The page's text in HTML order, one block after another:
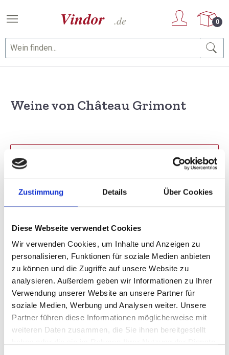
Zustimmung Details Über Cookies
Diese Webseite verwendet Cookies
Wir verwenden Cookies, um Inhalte und Anzeigen zu
personalisieren, Funktionen für soziale Medien anbieten
zu können und die Zugriffe auf unsere Website zu
analysieren. Außerdem geben wir Informationen zu Ihrer
Verwendung unserer Website an unsere Partner für
soziale Medien, Werbung und Analysen weiter. Unsere
Partner führen diese Informationen möglicherweise mit
weiteren Daten zusammen, die Sie ihnen bereitgestellt
Zum Hauptinhalt springen
0
Weine von Château Grimont
1 Artikel gefunden
Sortierung
2020
Château Grimont, A.C.
Cadillac-Côtes de
Bordeaux